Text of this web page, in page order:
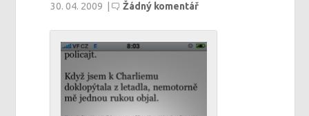
30. 04. 2009 | Žádný komentář